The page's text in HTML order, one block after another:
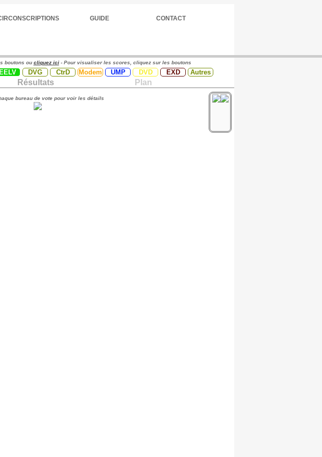
GUIDE CONTACT
boutons ou cliquez ici- Pour visualiser les scores, cliquez sur les boutons
EELV DVG CtrD Modem UMP DVD EXD Autres
Résultats Plan
bureau de vote pour voir les détails